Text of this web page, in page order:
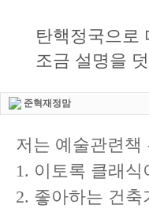
탄핵정국으로
조금 설명을
준혁재정맘
저는 예술관련책
1. 이토록 클래
2. 좋아하는 건축